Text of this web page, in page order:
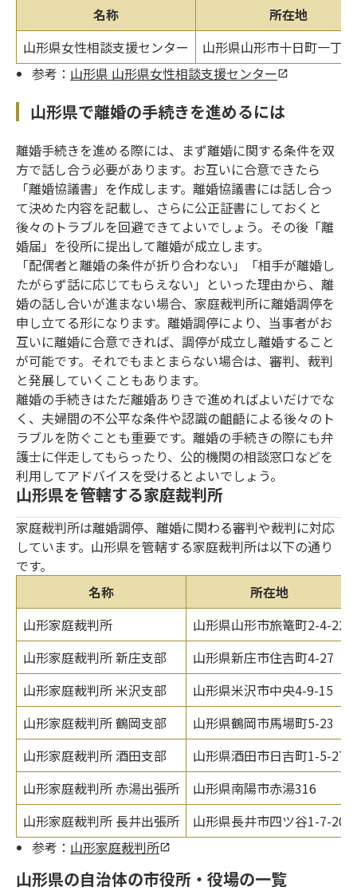
名称
所在地
山形県女性相談支援センター
山形県山形市十日町一丁
参考： 山形県 山形県女性相談支援センター
山形県で離婚の手続きを進めるには
離婚手続きを進める際には、まず離婚に関する条件を双
方で話し合う必要があります。お互いに合意できたら
「離婚協議書」を作成します。離婚協議書には話し合っ
て決めた内容を記載し、さらに公正証書にしておくと
後々のトラブルを回避できてよいでしょう。その後「離
婚届」を役所に提出して離婚が成立します。
「配偶者と離婚の条件が折り合わない」「相手が離婚し
たがらず話に応じてもらえない」といった理由から、離
婚の話し合いが進まない場合、家庭裁判所に離婚調停を
申し立てる形になります。離婚調停により、当事者がお
互いに離婚に合意できれば、調停が成立し離婚すること
が可能です。それでもまとまらない場合は、審判、裁判
と発展していくこともあります。
離婚の手続きはただ離婚ありきで進めればよいだけでな
く、夫婦間の不公平な条件や認識の齟齬による後々のト
ラブルを防ぐことも重要です。離婚の手続きの際にも弁
護士に伴走してもらったり、公的機関の相談窓口などを
利用してアドバイスを受けるとよいでしょう。
山形県を管轄する家庭裁判所
家庭裁判所は離婚調停、離婚に関わる審判や裁判に対応
しています。山形県を管轄する家庭裁判所は以下の通り
です。
名称
所在地
山形家庭裁判所
山形県山形市旅篭町2-4-22
山形家庭裁判所 新庄支部
山形県新庄市住吉町4-27
山形家庭裁判所 米沢支部
山形県米沢市中央4-9-15
山形家庭裁判所 鶴岡支部
山形県鶴岡市馬場町5-23
山形家庭裁判所 酒田支部
山形県酒田市日吉町1-5-27
山形家庭裁判所 赤湯出張所
山形県南陽市赤湯316
山形家庭裁判所 長井出張所
山形県長井市四ツ谷1-7-20
参考： 山形家庭裁判所
山形県の自治体の市役所・役場の一覧